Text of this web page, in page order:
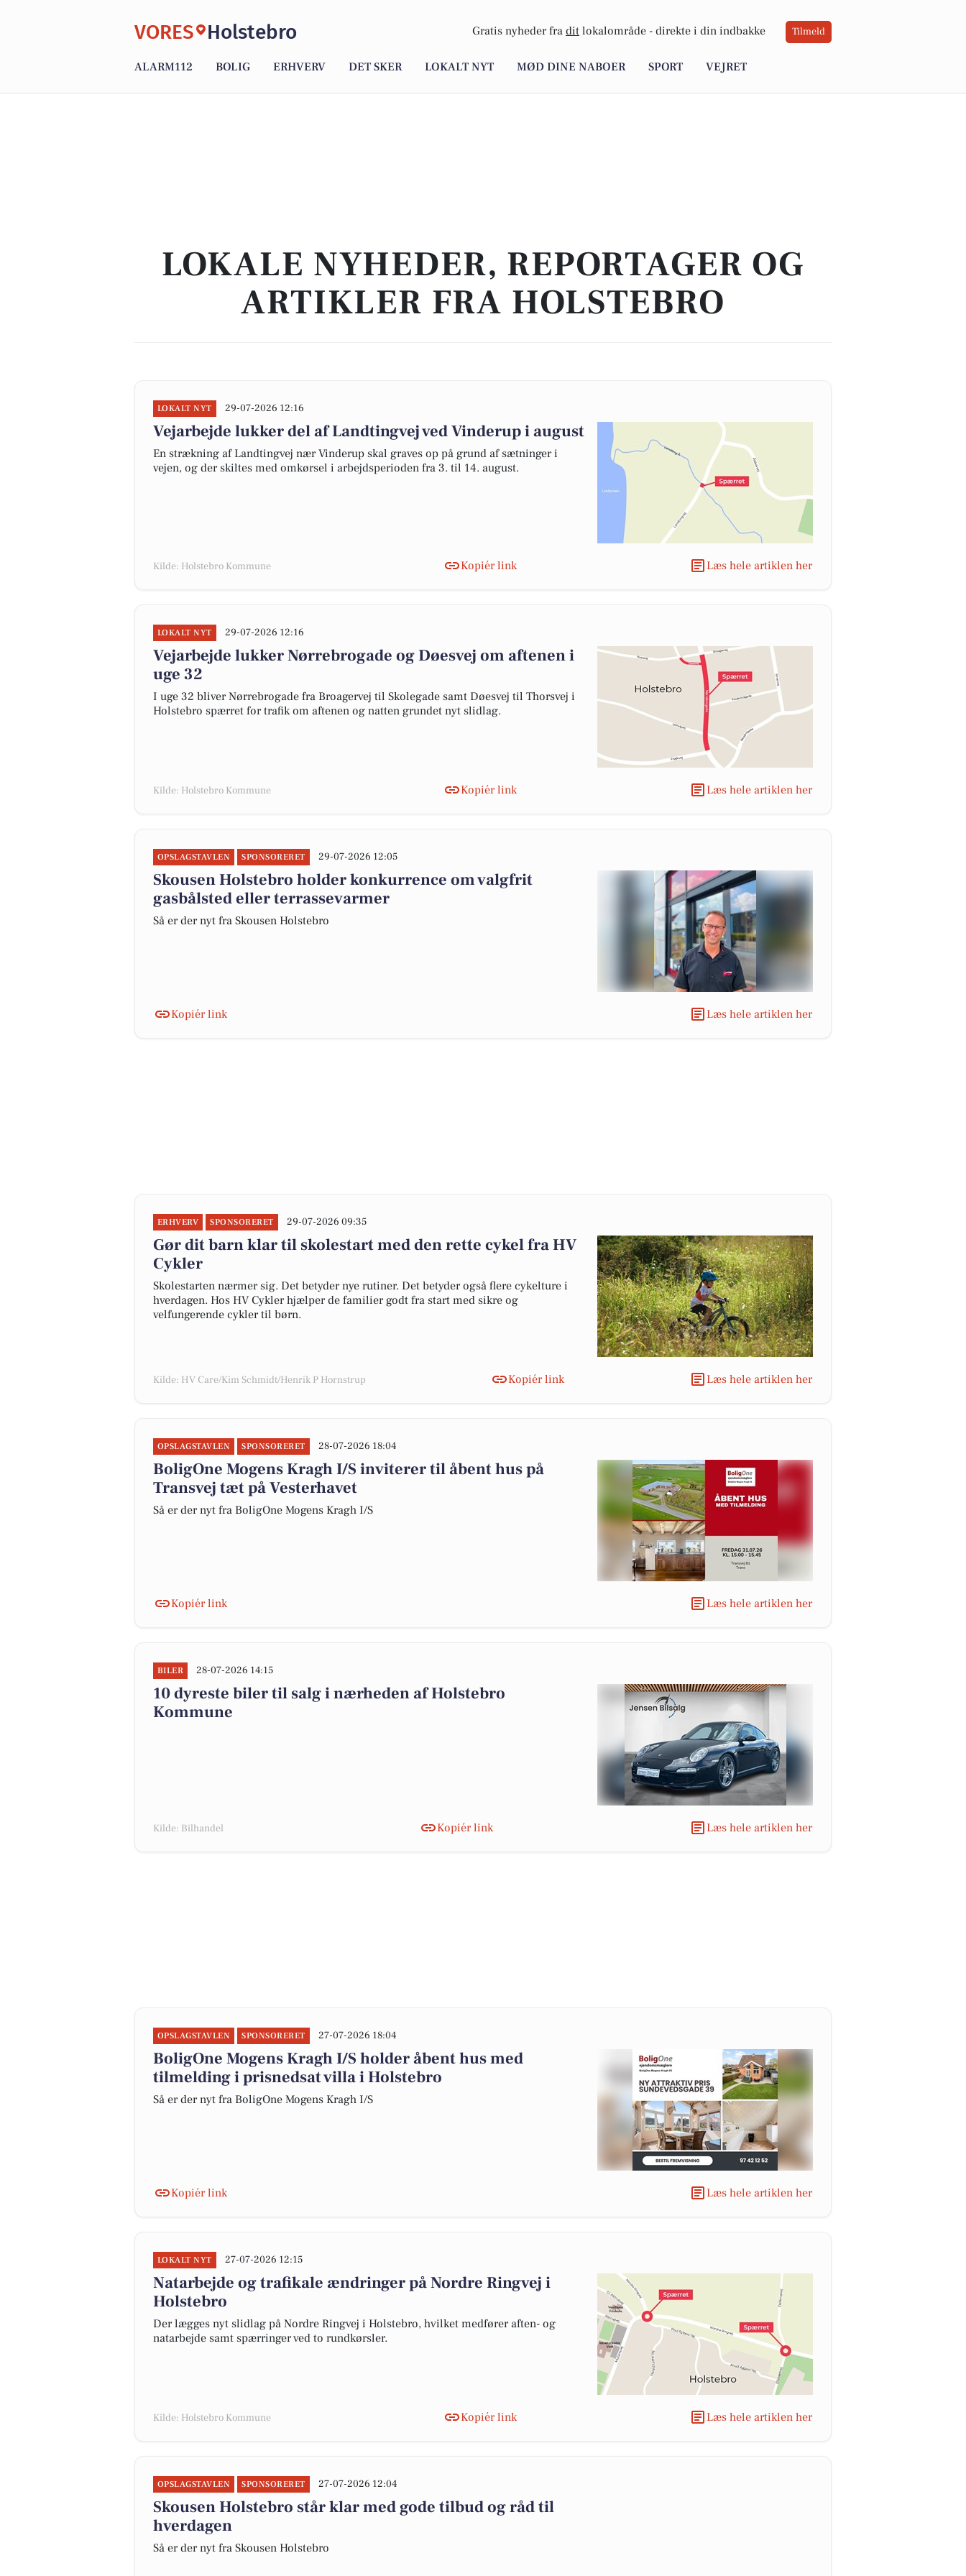
VORES Holstebro Gratis nyheder fra dit lokalområde - direkte i din indbakke Tilmeld
ALARM112 BOLIG ERHVERV DET SKER LOKALT NYT MØD DINE NABOER SPORT VEJRET
LOKALE NYHEDER, REPORTAGER OG
ARTIKLER FRA HOLSTEBRO
LOKALT NYT 29-07-2026 12:16
Vejarbejde lukker del af Landtingvej ved Vinderup i august
En strækning af Landtingvej nær Vinderup skal graves op på grund af sætninger i
vejen, og der skiltes med omkørsel i arbejdsperioden fra 3. til 14. august.
Kilde: Holstebro Kommune Kopiér link Læs hele artiklen her
LOKALT NYT 29-07-2026 12:16
Vejarbejde lukker Nørrebrogade og Døesvej om aftenen i
uge 32
I uge 32 bliver Nørrebrogade fra Broagervej til Skolegade samt Døesvej til Thorsvej i
Holstebro spærret for trafik om aftenen og natten grundet nyt slidlag.
Kilde: Holstebro Kommune Kopiér link Læs hele artiklen her
OPSLAGSTAVLEN SPONSORERET 29-07-2026 12:05
Skousen Holstebro holder konkurrence om valgfrit
gasbålsted eller terrassevarmer
Så er der nyt fra Skousen Holstebro
Kopiér link Læs hele artiklen her
ERHVERV SPONSORERET 29-07-2026 09:35
Gør dit barn klar til skolestart med den rette cykel fra HV
Cykler
Skolestarten nærmer sig. Det betyder nye rutiner. Det betyder også flere cykelture i
hverdagen. Hos HV Cykler hjælper de familier godt fra start med sikre og
velfungerende cykler til børn.
Kilde: HV Care/Kim Schmidt/Henrik P Hornstrup Kopiér link Læs hele artiklen her
OPSLAGSTAVLEN SPONSORERET 28-07-2026 18:04
BoligOne Mogens Kragh I/S inviterer til åbent hus på
Transvej tæt på Vesterhavet
Så er der nyt fra BoligOne Mogens Kragh I/S
Kopiér link Læs hele artiklen her
BILER 28-07-2026 14:15
10 dyreste biler til salg i nærheden af Holstebro
Kommune
Kilde: Bilhandel Kopiér link Læs hele artiklen her
OPSLAGSTAVLEN SPONSORERET 27-07-2026 18:04
BoligOne Mogens Kragh I/S holder åbent hus med
tilmelding i prisnedsat villa i Holstebro
Så er der nyt fra BoligOne Mogens Kragh I/S
Kopiér link Læs hele artiklen her
LOKALT NYT 27-07-2026 12:15
Natarbejde og trafikale ændringer på Nordre Ringvej i
Holstebro
Der lægges nyt slidlag på Nordre Ringvej i Holstebro, hvilket medfører aften- og
natarbejde samt spærringer ved to rundkørsler.
Kilde: Holstebro Kommune Kopiér link Læs hele artiklen her
OPSLAGSTAVLEN SPONSORERET 27-07-2026 12:04
Skousen Holstebro står klar med gode tilbud og råd til
hverdagen
Så er der nyt fra Skousen Holstebro